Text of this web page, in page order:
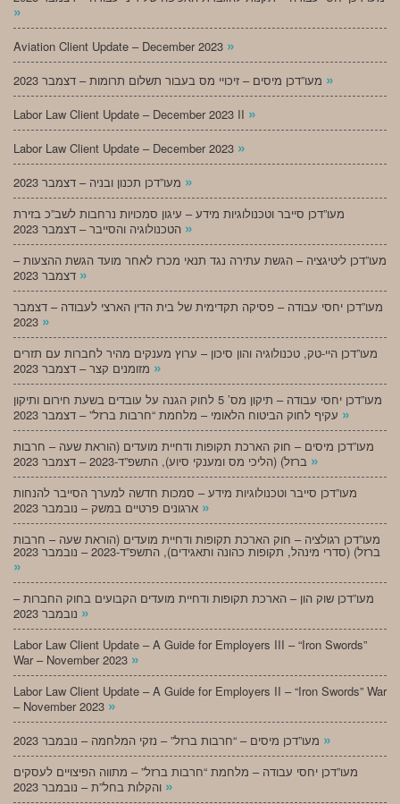
»
Aviation Client Update – December 2023 »
»
Labor Law Client Update – December 2023 II »
Labor Law Client Update – December 2023 »
»
מעו”דכן סייבר וטכנולוגיות מידע – עיגון סמכויות נרחבות לשב”כ בזירת
»
מעו”דכן ליטיגציה – הגשת עתירה נגד תנאי מכרז לאחר מועד הגשת ההצעות –
»
מעו”דכן יחסי עבודה – פסיקה תקדימית של בית הדין הארצי לעבודה – דצמבר
»
מעו”דכן היי-טק, טכנולוגיה והון סיכון – ערוץ מענקים מהיר לחברות עם תזרים
»
מעו”דכן יחסי עבודה – תיקון מס’ 5 לחוק הגנה על עובדים בשעת חירום ותיקון
»
מעו”דכן מיסים – חוק הארכת תקופות ודחיית מועדים (הוראת שעה – חרבות
»
מעו”דכן סייבר וטכנולוגיות מידע – סמכות חדשה למערך הסייבר להנחות
»
מעו”דכן רגולציה – חוק הארכת תקופות ודחיית מועדים (הוראת שעה – חרבות
ברזל) (סדרי מינהל, תקופות כהונה ותאגידים), התשפ”ד-2023 – נובמבר 2023
»
מעו”דכן שוק הון – הארכת תקופות ודחיית מועדים הקבועים בחוק החברות –
»
Labor Law Client Update – A Guide for Employers III – “Iron Swords”
War – November 2023 »
Labor Law Client Update – A Guide for Employers II – “Iron Swords” War
– November 2023 »
»
מעו”דכן יחסי עבודה – מלחמת “חרבות ברזל” – מתווה הפיצויים לעסקים
»